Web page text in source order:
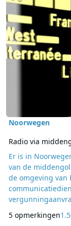
Noorwegen
Radio via
Er is in
van de
de omgeving van
vrij voor andere
deze frequentie. Omdat de meeste mensen in Noorwegen
5 opmerkingen